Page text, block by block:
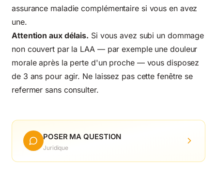
assurance maladie complémentaire si vous en avez
une.
Attention aux délais. Si vous avez subi un dommage
non couvert par la LAA — par exemple une douleur
morale après la perte d'un proche — vous disposez
de 3 ans pour agir. Ne laissez pas cette fenêtre se
refermer sans consulter.
POSER MA QUESTION
Juridique